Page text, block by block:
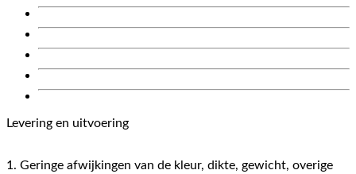
Levering en uitvoering
1. Geringe afwijkingen van de kleur, dikte, gewicht, overige